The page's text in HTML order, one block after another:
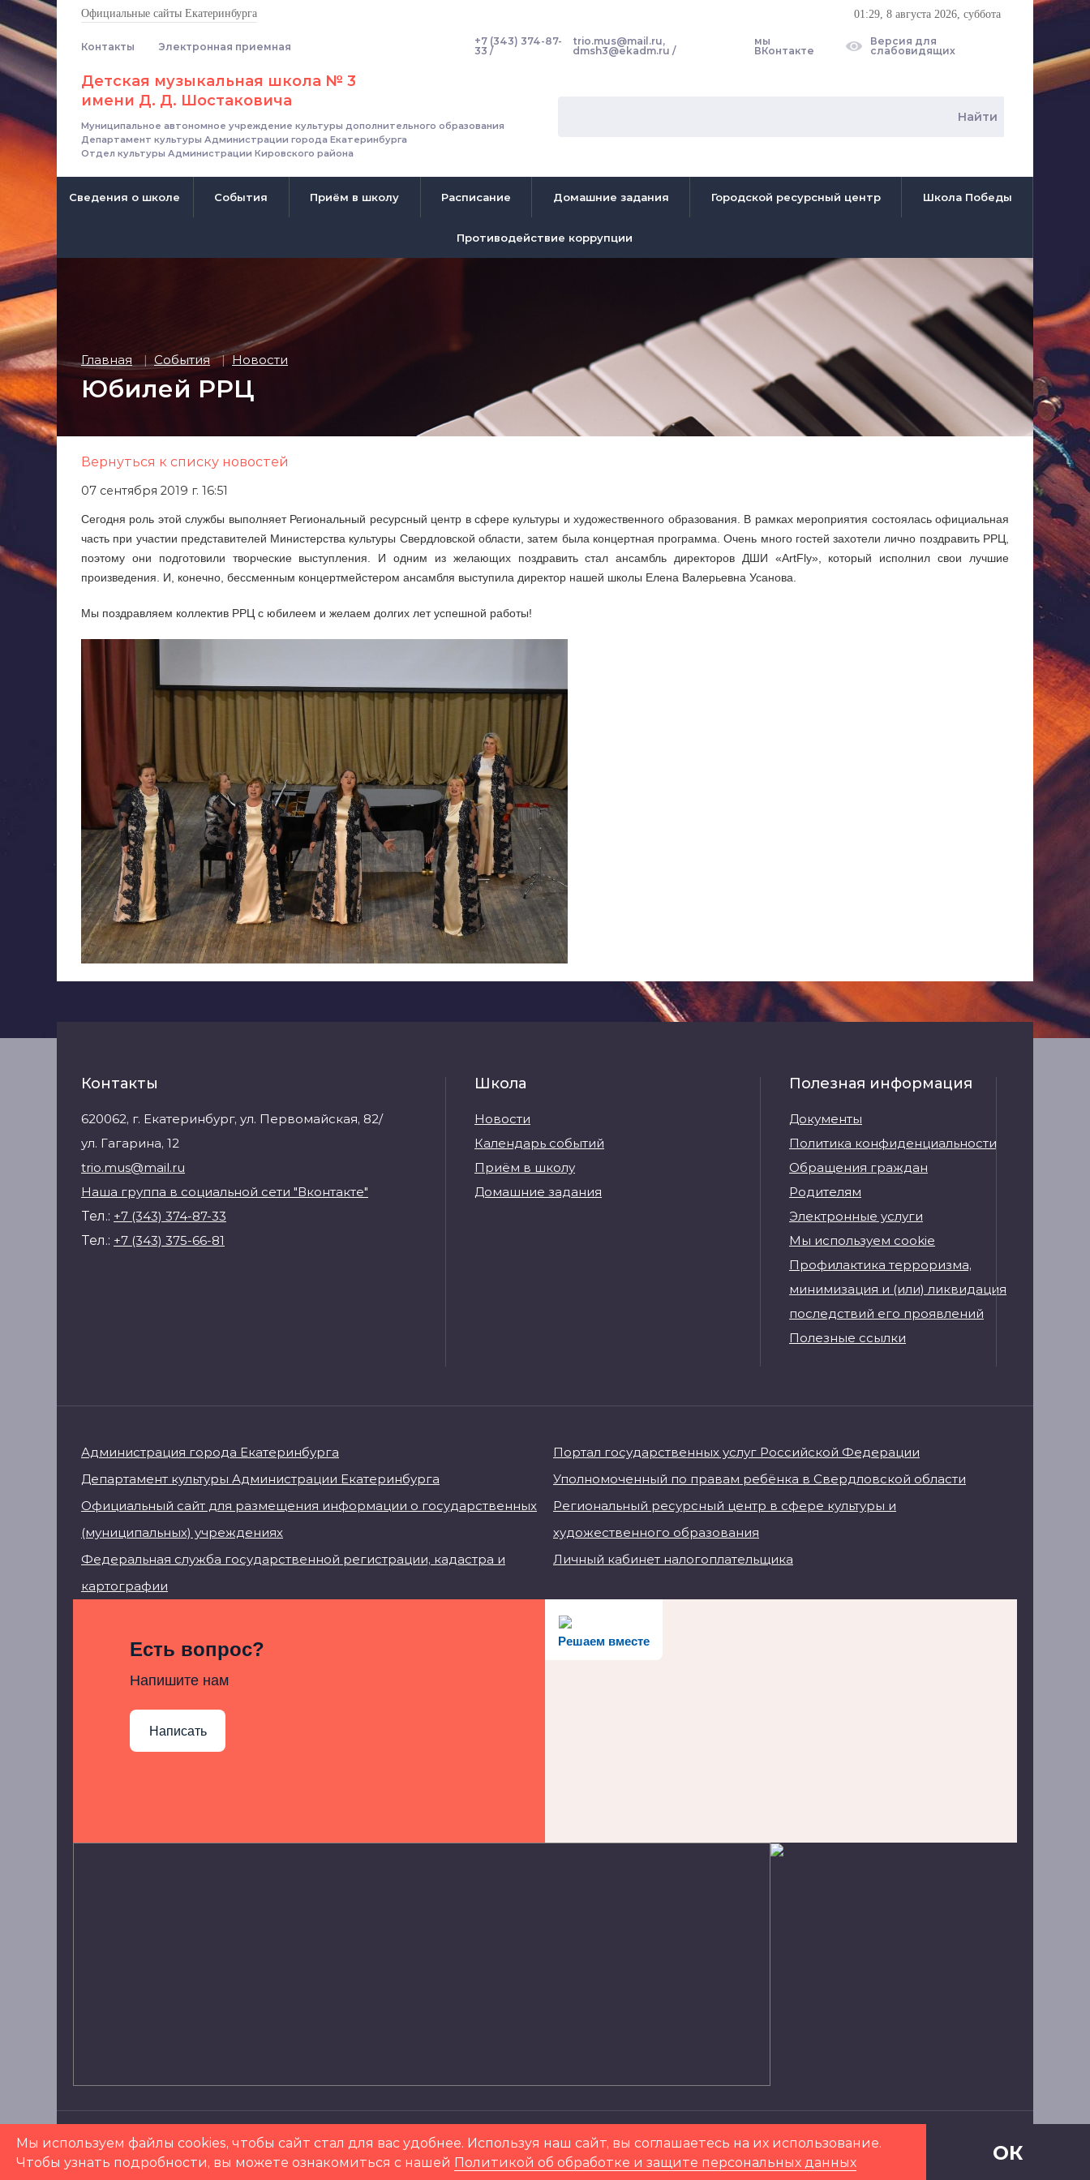
Официальные сайты Екатеринбурга 01:29, 8 августа 2026, суббота
Контакты Электронная приемная
+7 (343) 374-87-
33
trio.mus@mail.ru,
dmsh3@ekadm.ru
мы
ВКонтакте
Версия для
слабовидящих
Детская музыкальная школа № 3
имени Д. Д. Шостаковича
Муниципальное автономное учреждение культуры дополнительного образования
Департамент культуры Администрации города Екатеринбурга
Отдел культуры Администрации Кировского района
Сведения о школе События Приём в школу Расписание Домашние задания Городской ресурсный центр Школа Победы
Противодействие коррупции
Главная События Новости
Юбилей РРЦ
Вернуться к списку новостей
07 сентября 2019 г. 16:51
Сегодня роль этой службы выполняет Региональный ресурсный центр в сфере культуры и художественного образования. В рамках мероприятия состоялась официальная
часть при участии представителей Министерства культуры Свердловской области, затем была концертная программа. Очень много гостей захотели лично поздравить РРЦ,
поэтому они подготовили творческие выступления. И одним из желающих поздравить стал ансамбль директоров ДШИ «ArtFly», который исполнил свои лучшие
произведения. И, конечно, бессменным концертмейстером ансамбля выступила директор нашей школы Елена Валерьевна Усанова.
Мы поздравляем коллектив РРЦ с юбилеем и желаем долгих лет успешной работы!
Контакты
620062, г. Екатеринбург, ул. Первомайская, 82/
ул. Гагарина, 12
trio.mus@mail.ru
Наша группа в социальной сети "Вконтакте"
Тел.: +7 (343) 374-87-33
Тел.: +7 (343) 375-66-81
Школа
Новости
Календарь событий
Приём в школу
Домашние задания
Полезная информация
Документы
Политика конфиденциальности
Обращения граждан
Родителям
Электронные услуги
Мы используем cookie
Профилактика терроризма,
минимизация и (или) ликвидация
последствий его проявлений
Полезные ссылки
Администрация города Екатеринбурга
Департамент культуры Администрации Екатеринбурга
Официальный сайт для размещения информации о государственных
(муниципальных) учреждениях
Федеральная служба государственной регистрации, кадастра и
картографии
Портал государственных услуг Российской Федерации
Уполномоченный по правам ребёнка в Свердловской области
Региональный ресурсный центр в сфере культуры и
художественного образования
Личный кабинет налогоплательщика
Решаем вместе
Есть вопрос?
Напишите нам
Написать
© 2019 Детская музыкальная школа № 3 имени Д. Д. Шостаковича Карта сайта Разработка сайта
Мы используем файлы cookies, чтобы сайт стал для вас удобнее. Используя наш сайт, вы соглашаетесь на их использование.
Чтобы узнать подробности, вы можете ознакомиться с нашей Политикой об обработке и защите персональных данных ОК